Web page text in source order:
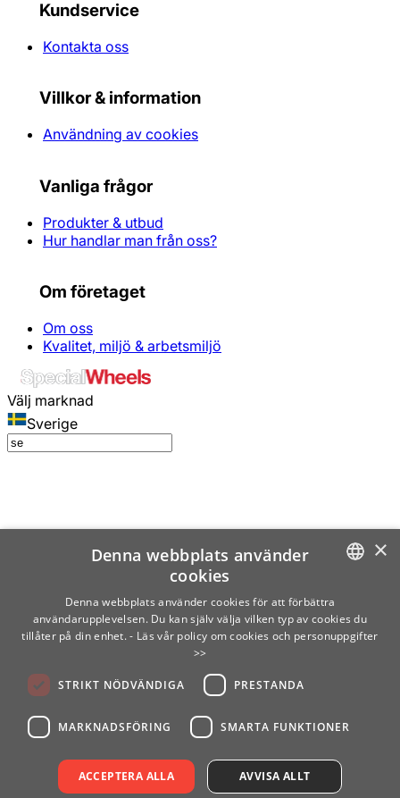
Kundservice
Kontakta oss
Villkor & information
Användning av cookies
Vanliga frågor
Produkter & utbud
Hur handlar man från oss?
Om företaget
Om oss
Kvalitet, miljö & arbetsmiljö
Välj marknad
Sverige
SWEDISH
×
Denna webbplats använder
cookies
Denna webbplats använder cookies för att förbättra
användarupplevelsen. Du kan själv välja vilken typ av cookies du
tillåter på din enhet. - Läs vår policy om cookies och personuppgifter
>>
STRIKT NÖDVÄNDIGA PRESTANDA
MARKNADSFÖRING SMARTA FUNKTIONER
ACCEPTERA ALLA AVVISA ALLT